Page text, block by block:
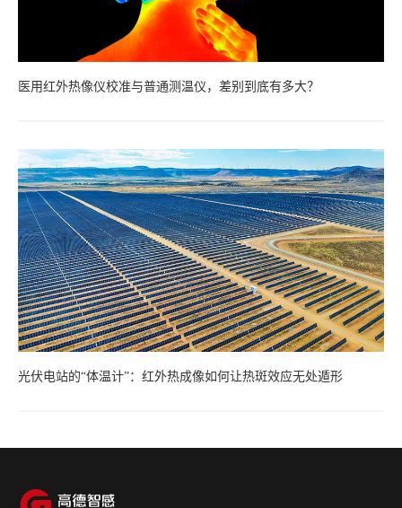
医用红外热像仪校准与普通测温仪，差别到底有多大？
光伏电站的“体温计”：红外热成像如何让热斑效应无处遁形